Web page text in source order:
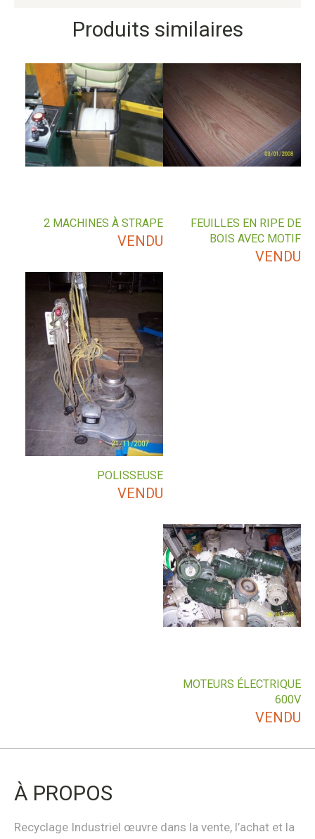
Produits similaires
FEUILLES EN RIPE DE
BOIS AVEC MOTIF
VENDU
2 MACHINES À STRAPE
VENDU
POLISSEUSE
VENDU
MOTEURS ÉLECTRIQUE
600V
VENDU
À PROPOS
Recyclage Industriel œuvre dans la vente, l’achat et la